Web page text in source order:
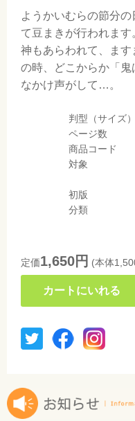
ようかいむらの節分
て豆まきが行われま
神もあらわれて、ま
の時、どこからか「
なかけ声がして…。
判型（サイズ）
ページ数
商品コード
対象
初版
分類
定価1,650円 (本体
カートにいれる